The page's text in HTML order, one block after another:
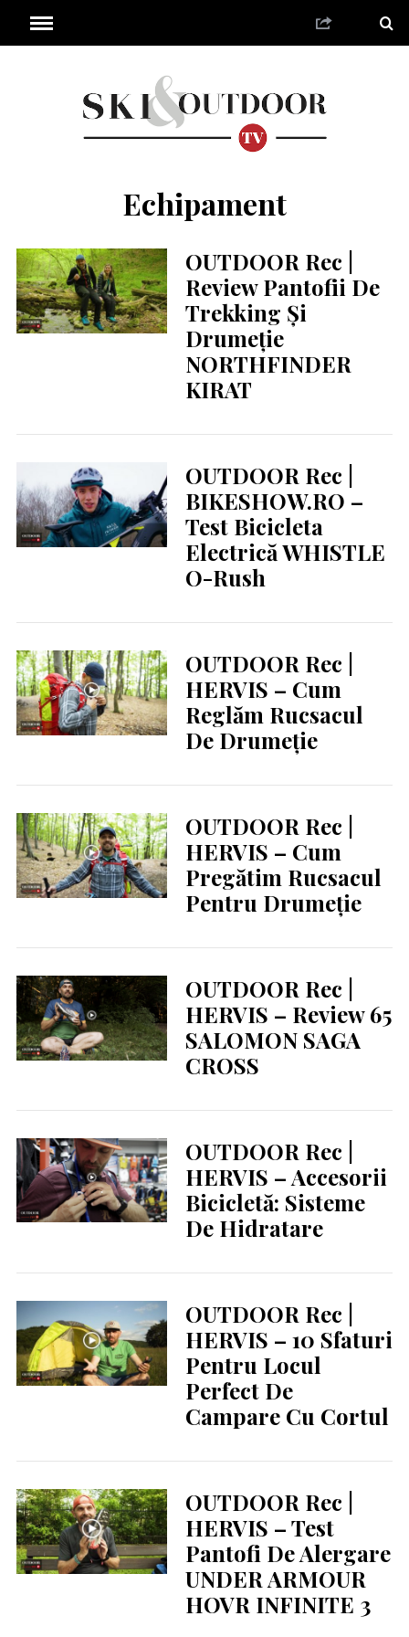
Echipament
OUTDOOR Rec |
Review Pantofii De
Trekking Și
Drumeție
NORTHFINDER
KIRAT
OUTDOOR Rec |
BIKESHOW.RO –
Test Bicicleta
Electrică WHISTLE
O-Rush
OUTDOOR Rec |
HERVIS – Cum
Reglăm Rucsacul
De Drumeție
OUTDOOR Rec |
HERVIS – Cum
Pregătim Rucsacul
Pentru Drumeție
OUTDOOR Rec |
HERVIS – Review 65
SALOMON SAGA
CROSS
OUTDOOR Rec |
HERVIS – Accesorii
Bicicletă: Sisteme
De Hidratare
OUTDOOR Rec |
HERVIS – 10 Sfaturi
Pentru Locul
Perfect De
Campare Cu Cortul
OUTDOOR Rec |
HERVIS – Test
Pantofi De Alergare
UNDER ARMOUR
HOVR INFINITE 3